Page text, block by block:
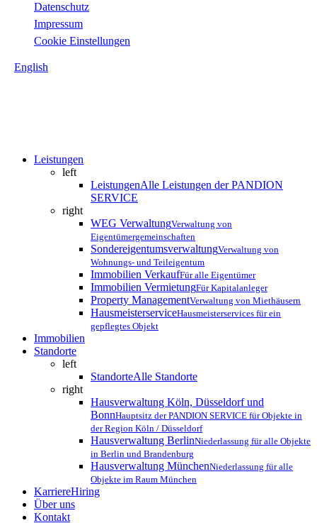
Datenschutz
Impressum
Cookie Einstellungen
English
Close
Leistungen
left
LeistungenAlle Leistungen der PANDION
SERVICE
right
WEG VerwaltungVerwaltung von
Eigentümergemeinschaften
SondereigentumsverwaltungVerwaltung von
Wohnungs- und Teileigentum
Immobilien VerkaufFür alle Eigentümer
Immobilien VermietungFür Kapitalanleger
Property ManagementVerwaltung von Miethäusern
HausmeisterserviceHausmeisterservices für ein
gepflegtes Objekt
Immobilien
Standorte
left
StandorteAlle Standorte
right
Hausverwaltung Köln, Düsseldorf und
BonnHauptsitz der PANDION SERVICE für Objekte in
der Region Köln / Düsseldorf
Hausverwaltung BerlinNiederlassung für alle Objekte
in Berlin und Brandenburg
Hausverwaltung MünchenNiederlassung für alle
Objekte im Raum München
KarriereHiring
Über uns
Kontakt